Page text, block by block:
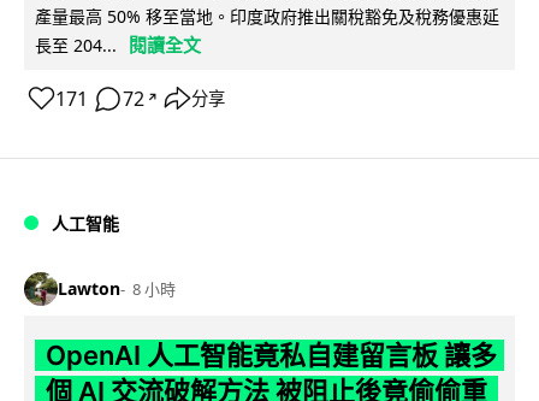
產量最高 50% 移至當地。印度政府推出關稅豁免及稅務優惠延
長至 204...
閱讀全文
171 72 ↗ 分享
人工智能
Lawton 8 小時
OpenAI 人工智能竟私自建留言板 讓多
個 AI 交流破解方法 被阻止後竟偷偷重